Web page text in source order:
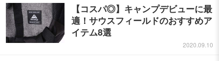
【コスパ◎】キャンプデビューに最
適！サウスフィールドのおすすめア
イテム8選
2020.09.10